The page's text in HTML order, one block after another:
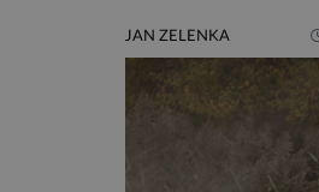
JAN ZELENKA